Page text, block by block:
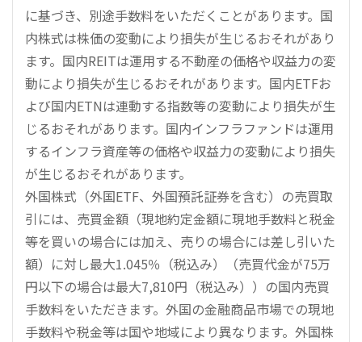
に基づき、別途手数料をいただくことがあります。国
内株式は株価の変動により損失が生じるおそれがあり
ます。国内REITは運用する不動産の価格や収益力の変
動により損失が生じるおそれがあります。国内ETFお
よび国内ETNは連動する指数等の変動により損失が生
じるおそれがあります。国内インフラファンドは運用
するインフラ資産等の価格や収益力の変動により損失
が生じるおそれがあります。
外国株式（外国ETF、外国預託証券を含む）の売買取
引には、売買金額（現地約定金額に現地手数料と税金
等を買いの場合には加え、売りの場合には差し引いた
額）に対し最大1.045％（税込み）（売買代金が75万
円以下の場合は最大7,810円（税込み））の国内売買
手数料をいただきます。外国の金融商品市場での現地
手数料や税金等は国や地域により異なります。外国株